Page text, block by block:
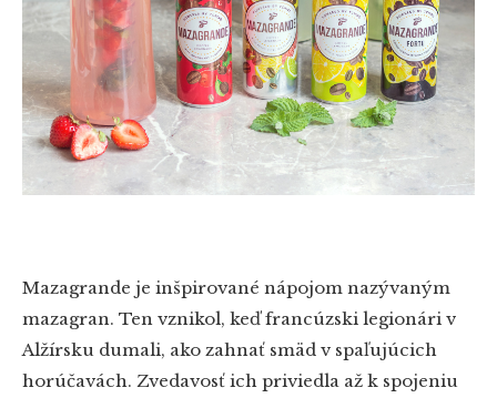
Mazagrande je inšpirované nápojom nazývaným
mazagran. Ten vznikol, keď francúzski legionári v
Alžírsku dumali, ako zahnať smäd v spaľujúcich
horúčavách. Zvedavosť ich priviedla až k spojeniu